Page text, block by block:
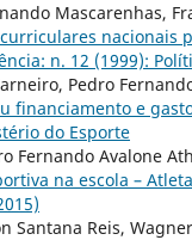
Mascarenhas,
nacionais
n. 12 (1999):
Pedro
financiamento e
do Esporte
Fernando Avalone
na escola –
Santana Reis,